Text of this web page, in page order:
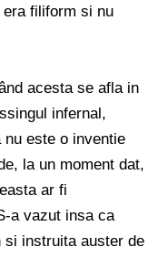
filiform si nu
acesta se afla in
infernal,
este o inventie
la un moment dat,
ar fi
a vazut insa ca
si instruita auster de